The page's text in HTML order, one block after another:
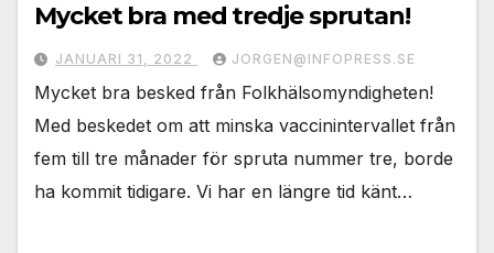
Mycket bra med tredje sprutan!
JANUARI 31, 2022 JORGEN@INFOPRESS.SE
Mycket bra besked från Folkhälsomyndigheten!
Med beskedet om att minska vaccinintervallet från
fem till tre månader för spruta nummer tre, borde
ha kommit tidigare. Vi har en längre tid känt…